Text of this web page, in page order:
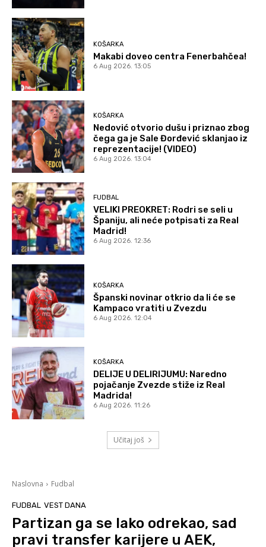
KOŠARKA
Makabi doveo centra Fenerbahčea!
6 Aug 2026. 13:05
KOŠARKA
Nedović otvorio dušu i priznao zbog
čega ga je Sale Đorđević sklanjao iz
reprezentacije! (VIDEO)
6 Aug 2026. 13:04
FUDBAL
VELIKI PREOKRET: Rodri se seli u
Španiju, ali neće potpisati za Real
Madrid!
6 Aug 2026. 12:36
KOŠARKA
Španski novinar otkrio da li će se
Kampaco vratiti u Zvezdu
6 Aug 2026. 12:04
KOŠARKA
DELIJE U DELIRIJUMU: Naredno
pojačanje Zvezde stiže iz Real
Madrida!
6 Aug 2026. 11:26
Učitaj još